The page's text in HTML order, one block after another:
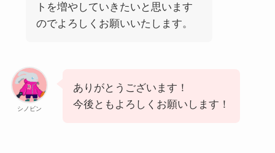
トを増やしていきたいと思います
のでよろしくお願いいたします。
シノビン
ありがとうございます！
今後ともよろしくお願いします！